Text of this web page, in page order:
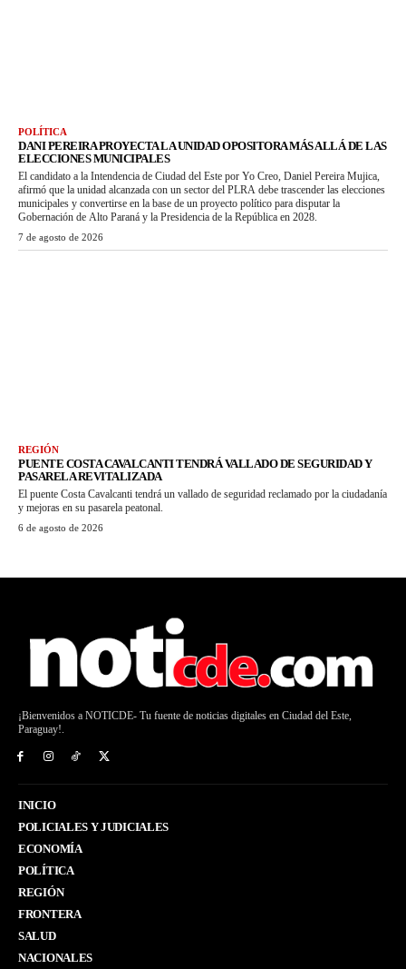
POLÍTICA
DANI PEREIRA PROYECTA LA UNIDAD OPOSITORA MÁS ALLÁ DE LAS
ELECCIONES MUNICIPALES
El candidato a la Intendencia de Ciudad del Este por Yo Creo, Daniel Pereira Mujica,
afirmó que la unidad alcanzada con un sector del PLRA debe trascender las elecciones
municipales y convertirse en la base de un proyecto político para disputar la
Gobernación de Alto Paraná y la Presidencia de la República en 2028.
7 de agosto de 2026
REGIÓN
PUENTE COSTA CAVALCANTI TENDRÁ VALLADO DE SEGURIDAD Y
PASARELA REVITALIZADA
El puente Costa Cavalcanti tendrá un vallado de seguridad reclamado por la ciudadanía
y mejoras en su pasarela peatonal.
6 de agosto de 2026
¡Bienvenidos a NOTICDE- Tu fuente de noticias digitales en Ciudad del Este,
Paraguay!.
INICIO
POLICIALES Y JUDICIALES
ECONOMÍA
POLÍTICA
REGIÓN
FRONTERA
SALUD
NACIONALES